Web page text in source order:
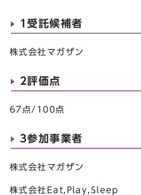
1受託候補者
株式会社マガザン
2評価点
67点/100点
3参加事業者
株式会社マガザン
株式会社Eat,Play,Sleep